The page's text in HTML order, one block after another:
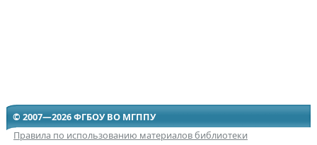
© 2007—2026 ФГБОУ ВО МГППУ
Правила по использованию материалов библиотеки